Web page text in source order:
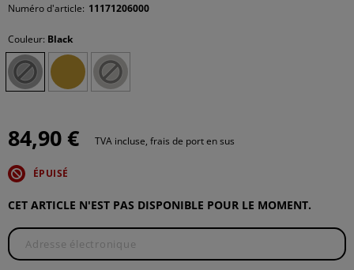
Numéro d'article: 11171206000
Couleur: Black
84,90 € TVA incluse, frais de port en sus
ÉPUISÉ
CET ARTICLE N'EST PAS DISPONIBLE POUR LE MOMENT.